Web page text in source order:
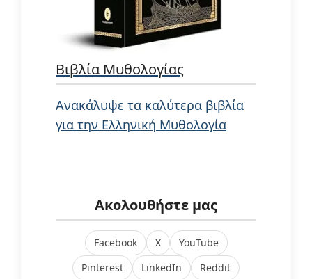
Βιβλία Μυθολογίας
Ανακάλυψε τα καλύτερα βιβλία
για την Ελληνική Μυθολογία
Ακολουθήστε μας
Facebook X
YouTube
Pinterest
LinkedIn
Reddit